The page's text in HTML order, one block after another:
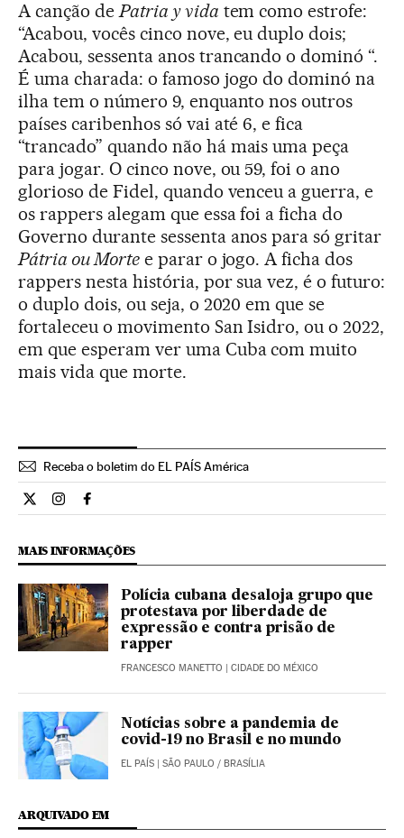
A canção dePatria y vida tem como estrofe:
“Acabou, vocês cinco nove, eu duplo dois;
Acabou, sessenta anos trancando o dominó “.
É uma charada: o famoso jogo do dominó na
ilha tem o número 9, enquanto nos outros
países caribenhos só vai até 6, e fica
“trancado” quando não há mais uma peça
para jogar. O cinco nove, ou 59, foi o ano
glorioso de Fidel, quando venceu a guerra, e
os rappers alegam que essa foi a ficha do
Governo durante sessenta anos para só gritar
Pátria ou Mortee parar o jogo. A ficha dos
rappers nesta história, por sua vez, é o futuro:
o duplo dois, ou seja, o 2020 em que se
fortaleceu o movimento San Isidro, ou o 2022,
em que esperam ver uma Cuba com muito
mais vida que morte.
Receba o boletim do EL PAÍS América
Cultura El País Brasil en Twitter
Cultura El País Brasil en Instagram
Cultura El País Brasil en Facebook
MAIS INFORMAÇÕES
Polícia cubana desaloja grupo que
protestava por liberdade de
expressão e contra prisão de
rapper
FRANCESCO MANETTO | CIDADE DO MÉXICO
Notícias sobre a pandemia de
covid-19 no Brasil e no mundo
EL PAÍS | SÃO PAULO / BRASÍLIA
ARQUIVADO EM